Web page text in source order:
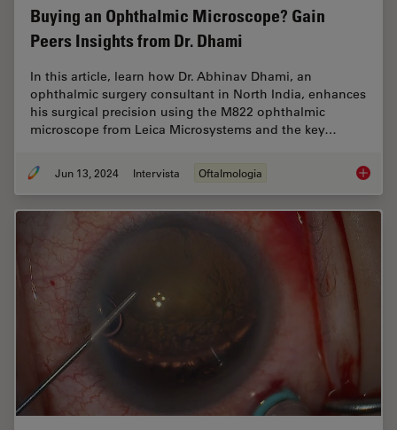
Buying an Ophthalmic Microscope? Gain
Peers Insights from Dr. Dhami
In this article, learn how Dr. Abhinav Dhami, an
ophthalmic surgery consultant in North India, enhances
his surgical precision using the M822 ophthalmic
microscope from Leica Microsystems and the key…
Jun 13, 2024 Intervista Oftalmologia Buying